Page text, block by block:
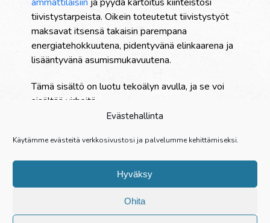
Evästehallinta
Käytämme evästeitä verkkosivustosi ja palvelumme kehittämiseksi.
Hyväksy
Ohita
tiivistystarpeista. Oikein toteutetut tiivistystyöt
maksavat itsensä takaisin parempana
energiatehokkuutena, pidentyvänä elinkaarena ja
lisääntyvänä asumismukavuutena.
Tämä sisältö on luotu tekoälyn avulla, ja se voi
sisältää virheitä.
Palvelut
Opisto